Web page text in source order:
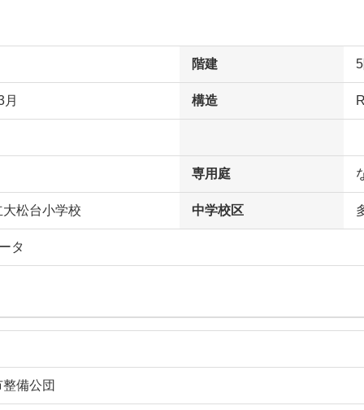
階建
構造
専用庭
松台小学校 中学校区
タ
備公団